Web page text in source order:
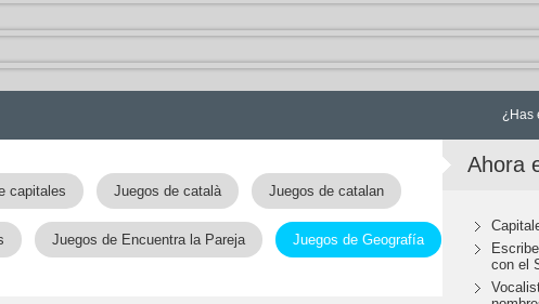
¿Has
capitales Juegos de català Juegos de catalan
Juegos de Encuentra la Pareja Juegos de Geografía
Ahora
con el